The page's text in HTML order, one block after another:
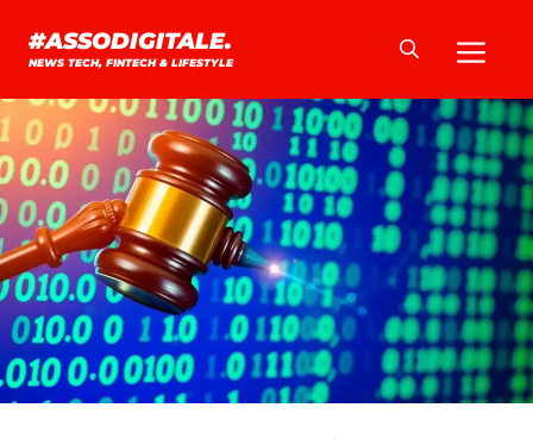
#ASSODIGITALE.
NEWS TECH, FINTECH & LIFESTYLE